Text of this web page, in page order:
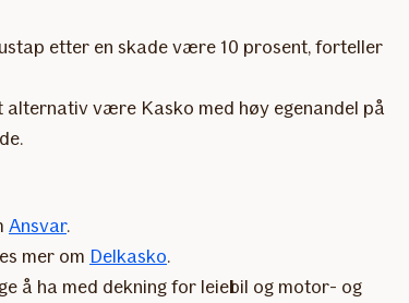
etter en skade være 10 prosent, forteller
være Kasko med høy egenandel på
Ansvar.
mer om Delkasko.
å ha med dekning for leiebil og motor- og